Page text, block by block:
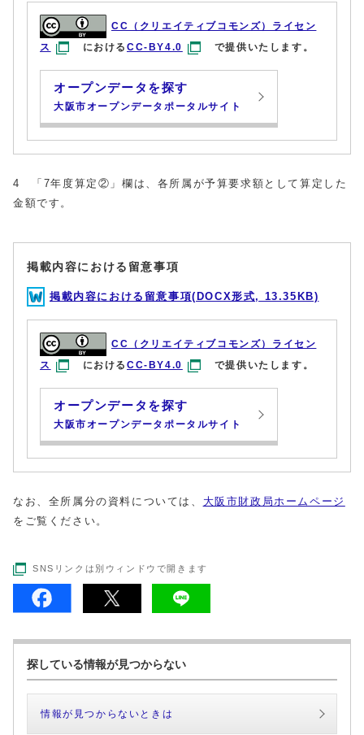
CC（クリエイティブコモンズ）ライセン
ス
におけるCC-BY4.0 で提供いたします。
オープンデータを探す
大阪市オープンデータポータルサイト
4 「7年度算定②」欄は、各所属が予算要求額として算定した
金額です。
掲載内容における留意事項
掲載内容における留意事項(DOCX形式, 13.35KB)
CC（クリエイティブコモンズ）ライセン
ス
におけるCC-BY4.0 で提供いたします。
オープンデータを探す
大阪市オープンデータポータルサイト
なお、全所属分の資料については、 大阪市財政局ホームページ
をご覧ください。
SNSリンクは別ウィンドウで開きます
探している情報が見つからない
情報が見つからないときは